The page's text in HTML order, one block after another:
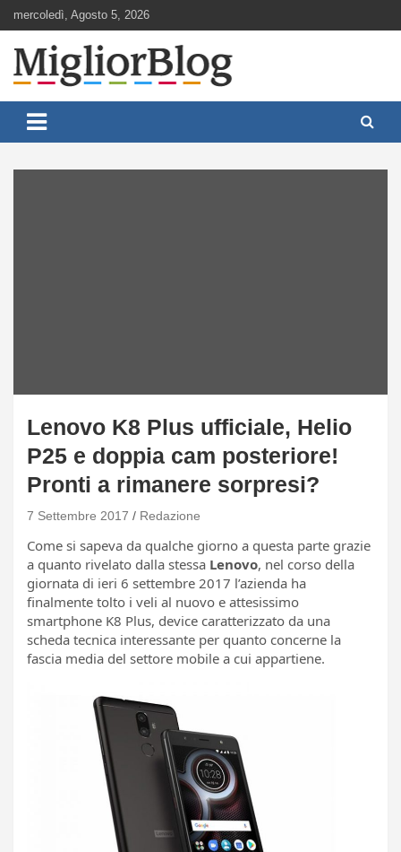
to
content
mercoledì, Agosto 5, 2026
MigliorBlog.it
Lenovo K8 Plus ufficiale, Helio
P25 e doppia cam posteriore!
Pronti a rimanere sorpresi?
7 Settembre 2017 Redazione
Come si sapeva da qualche giorno a questa parte grazie
a quanto rivelato dalla stessa Lenovo, nel corso della
giornata di ieri 6 settembre 2017 l’azienda ha
finalmente tolto i veli al nuovo e attesissimo
smartphone K8 Plus, device caratterizzato da una
scheda tecnica interessante per quanto concerne la
fascia media del settore mobile a cui appartiene.